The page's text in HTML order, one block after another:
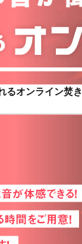
るオンライン焚